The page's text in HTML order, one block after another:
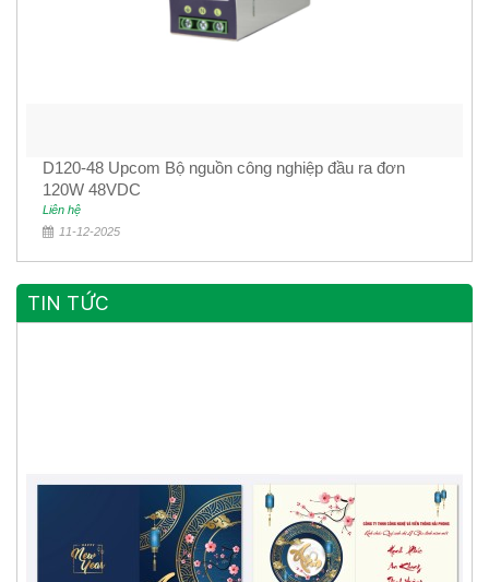
D120-48 Upcom Bộ nguồn công nghiệp đầu ra đơn
120W 48VDC
Liên hệ
11-12-2025
TIN TỨC